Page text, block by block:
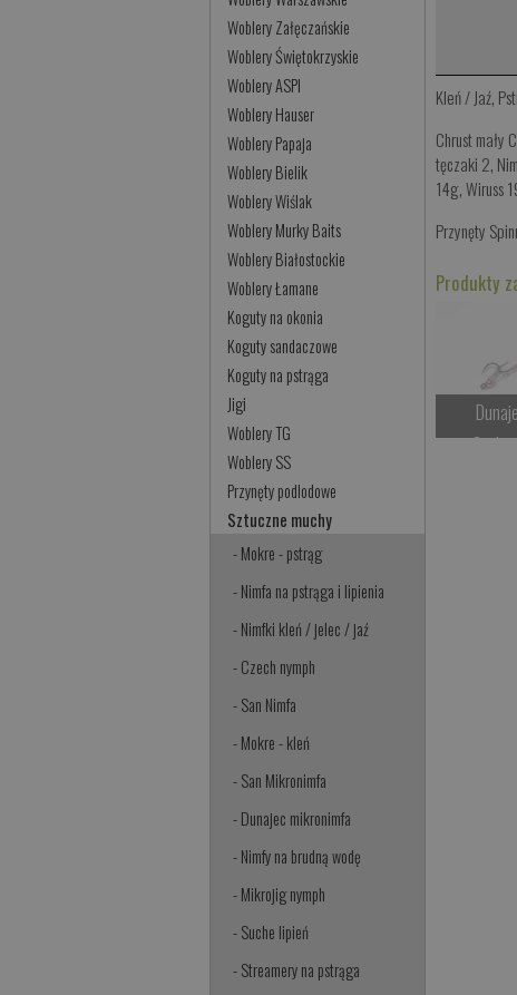
Woblery Załęczańskie
Woblery Świętokrzyskie
Woblery ASPI
Woblery Hauser
Woblery Papaja
Woblery Bielik
Woblery Wiślak
Woblery Murky Baits
Woblery Białostockie
Woblery Łamane
Koguty na okonia
Koguty sandaczowe
Koguty na pstrąga
Jigi
Woblery TG
Woblery SS
Przynęty podlodowe
Sztuczne muchy
- Mokre - pstrąg
- Nimfa na pstrąga i lipienia
- Nimfki kleń / jelec / jaź
- Czech nymph
- San Nimfa
- Mokre - kleń
- San Mikronimfa
- Dunajec mikronimfa
- Nimfy na brudną wodę
- Mikrojig nymph
- Suche lipień
- Streamery na pstrąga
Kleń / Jaź,
Chrust mały
tęczaki 2,
14g,Wiruss
Przynęty
Produkty